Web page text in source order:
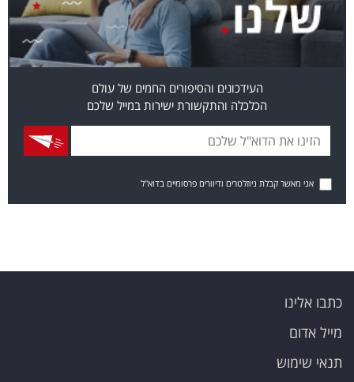
העידכונים והסיפורים החמים של עולם
הכלכלה והתקשורת ישירות במייל שלכם
אני מאשר קבלת ניוזלטרים ודיוורים פרסומיים בדוא"ל
כתבו אלינו
מייל אדום
תנאי שימוש